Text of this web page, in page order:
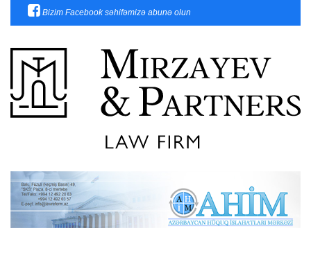
Bizim Facebook səhifəmizə abunə olun